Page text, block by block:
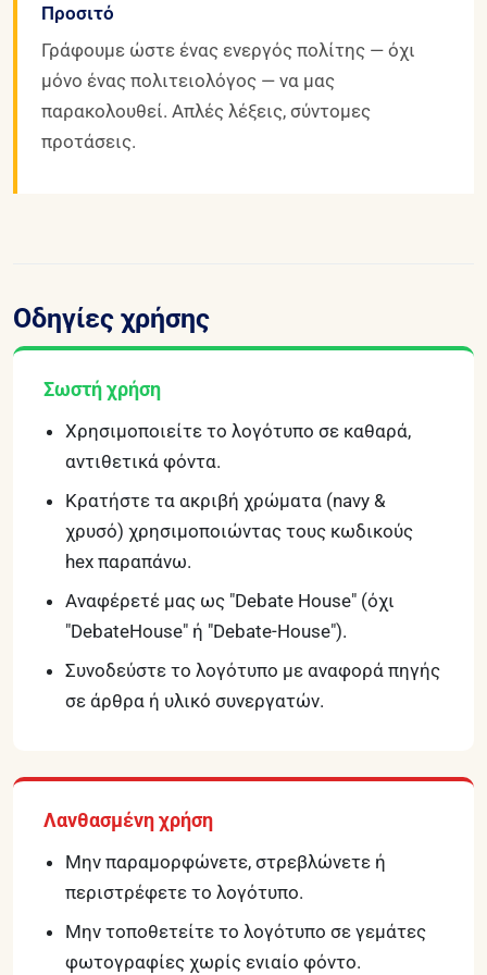
Προσιτό
Γράφουμε ώστε ένας ενεργός πολίτης — όχι
μόνο ένας πολιτειολόγος — να μας
παρακολουθεί. Απλές λέξεις, σύντομες
προτάσεις.
Οδηγίες χρήσης
Σωστή χρήση
Χρησιμοποιείτε το λογότυπο σε καθαρά,
αντιθετικά φόντα.
Κρατήστε τα ακριβή χρώματα (navy &
χρυσό) χρησιμοποιώντας τους κωδικούς
hex παραπάνω.
Αναφέρετέ μας ως "Debate House" (όχι
"DebateHouse" ή "Debate-House").
Συνοδεύστε το λογότυπο με αναφορά πηγής
σε άρθρα ή υλικό συνεργατών.
Λανθασμένη χρήση
Μην παραμορφώνετε, στρεβλώνετε ή
περιστρέφετε το λογότυπο.
Μην τοποθετείτε το λογότυπο σε γεμάτες
φωτογραφίες χωρίς ενιαίο φόντο.